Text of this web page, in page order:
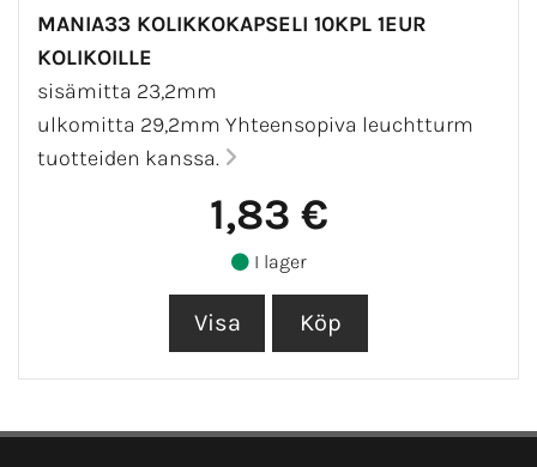
MANIA33 KOLIKKOKAPSELI 10KPL 1EUR
KOLIKOILLE
sisämitta 23,2mm
ulkomitta 29,2mm Yhteensopiva leuchtturm
tuotteiden kanssa.
1,83 €
I lager